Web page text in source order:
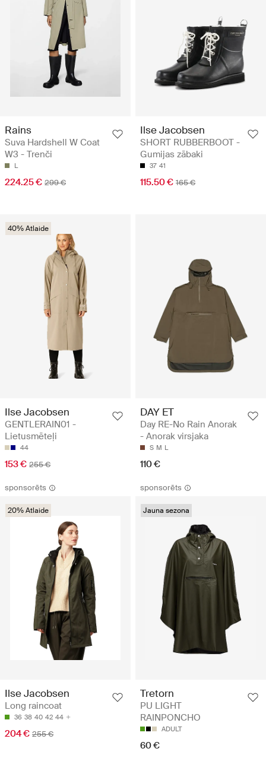
Rains
Suva Hardshell W Coat
W3 - Trenči
L
224.25 € 299 €
Ilse Jacobsen
SHORT RUBBERBOOT -
Gumijas zābaki
37 41
115.50 € 165 €
40% Atlaide
Ilse Jacobsen
GENTLERAIN01 -
Lietusmēteļi
44
153 € 255 €
DAY ET
Day RE-No Rain Anorak
- Anorak virsjaka
S M L
110 €
sponsorēts
20% Atlaide
Ilse Jacobsen
Long raincoat
36 38 40 42 44
204 € 255 €
sponsorēts
Jauna sezona
Tretorn
PU LIGHT
RAINPONCHO
ADULT
60 €